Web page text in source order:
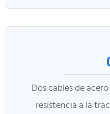
Dos cables de
resistencia a la